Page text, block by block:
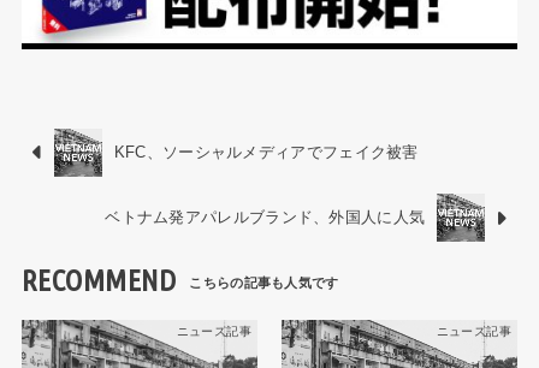
KFC、ソーシャルメディアでフェイク被害
ベトナム発アパレルブランド、外国人に人気
RECOMMEND
ニュース記事 ニュース記事